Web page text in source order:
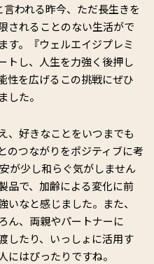
われる昨今、ただ長生きを
されることのない生活がで
す。『ウェルエイジプレミ
トし、人生を力強く後押し
性を広げるこの挑戦にぜひ
した。
、好きなことをいつまでも
のつながりをポジティブに考
が少し和らぐ気がしません
で、加齢による変化に前
なと感じました。また、
ん、両親やパートナーに
したり、いっしょに活用す
にはぴったりですね。